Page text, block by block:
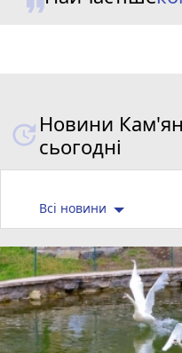
Новини
сьогодні
Всі новини